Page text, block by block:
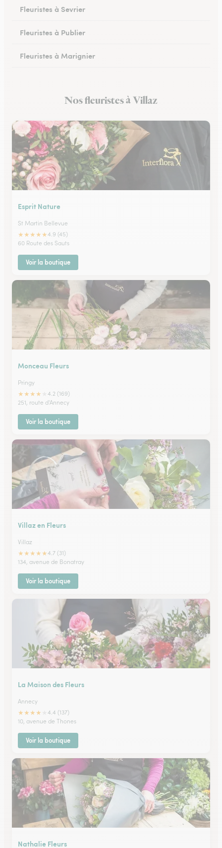
Fleuristes à Sevrier
Fleuristes à Publier
Fleuristes à Marignier
Fleuristes à MorzineNos fleuristes à Villaz
Esprit Nature
St Martin Bellevue
★★★★★4.9 (45)
60 Route des Sauts
Voir la boutique
Monceau Fleurs
Pringy
★★★★
4.2 (169)
251, route d'Annecy
Voir la boutique
Villaz en Fleurs
Villaz
★★★★★4.7 (31)
134, avenue de Bonatray
Voir la boutique
La Maison des Fleurs
Annecy
★★★★
4.4 (137)
10, avenue de Thones
Voir la boutique
Nathalie Fleurs